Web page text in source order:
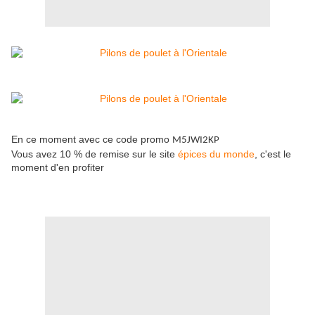
En ce moment avec ce code promo M5JWI2KP
Vous avez 10 % de remise sur le site épices du monde , c'est le
moment d'en profiter